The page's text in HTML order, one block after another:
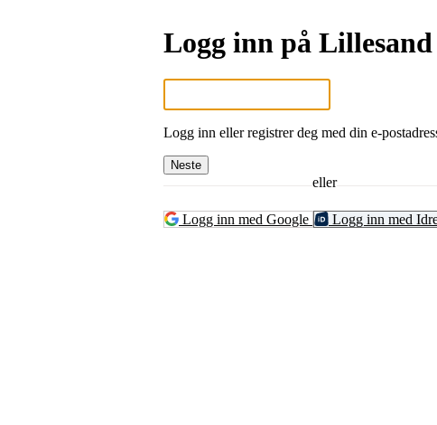
Logg inn på
Logg inn eller registrer deg med din e-
Neste
eller
Logg inn med Google Logg inn med